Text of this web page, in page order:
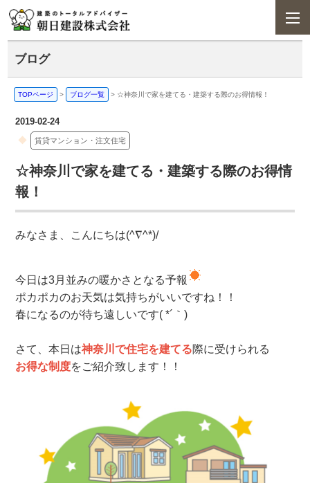
ブログ
TOPページ > ブログ一覧 > ☆神奈川で家を建てる・建築する際のお得情報！
2019-02-24
賃貸マンション・注文住宅
☆神奈川で家を建てる・建築する際のお得情
報！
みなさま、こんにちは(^∇^*)/
今日は3月並みの暖かさとなる予報
ポカポカのお天気は気持ちがいいですね！！
春になるのが待ち遠しいです( *´｀)
さて、本日は神奈川で住宅を建てる際に受けられる
お得な制度をご紹介致します！！